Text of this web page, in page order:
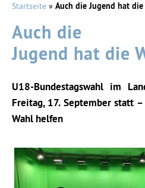
Startseite » Auch die Jugend hat die
Auch die
Jugend hat die
U18-Bundestagswahl im
Freitag, 17. September statt
Wahl helfen